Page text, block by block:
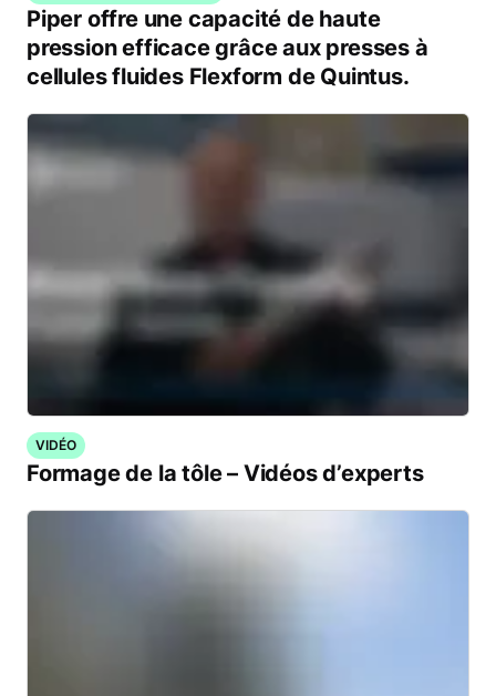
Piper offre une capacité de haute
pression efficace grâce aux presses à
cellules fluides Flexform de Quintus.
VIDÉO
Formage de la tôle – Vidéos d’experts